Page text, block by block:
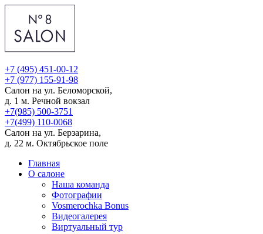
+7 (495) 451-00-12
+7 (977) 155-91-98
Салон на ул. Беломорской,
д. 1 м. Речной вокзал
+7(985) 500-3751
+7(499) 110-0068
Салон на ул. Берзарина,
д. 22 м. Октябрьское поле
Главная
О салоне
Наша команда
Фотографии
Vosmerochka Bonus
Видеогалерея
Виртуальный тур